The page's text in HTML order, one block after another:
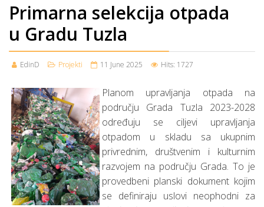
Primarna selekcija otpada
u Gradu Tuzla
EdinD Projekti 11 June 2025 Hits: 1727
Planom upravljanja otpada na
području Grada Tuzla 2023-2028
određuju se ciljevi upravljanja
otpadom u skladu sa ukupnim
privrednim, društvenim i kulturnim
razvojem na području Grada. To je
provedbeni planski dokument kojim
se definiraju uslovi neophodni za